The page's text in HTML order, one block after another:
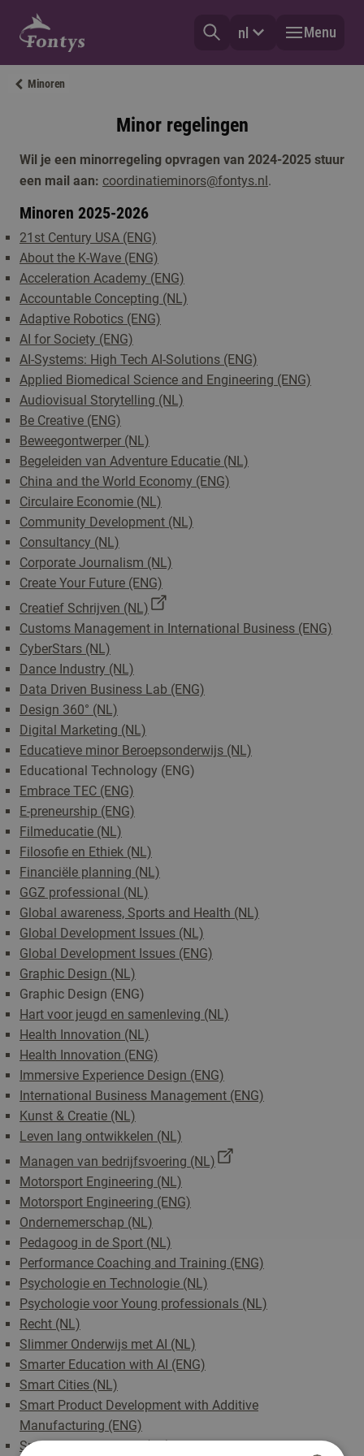
nl Menu
Minoren
Minor regelingen
Wil je een minorregeling opvragen van 2024-2025 stuur
een mail aan: coordinatieminors@fontys.nl.
Minoren 2025-2026
21st Century USA (ENG)
About the K-Wave (ENG)
Acceleration Academy (ENG)
Accountable Concepting (NL)
Adaptive Robotics (ENG)
AI for Society (ENG)
AI-Systems: High Tech AI-Solutions (ENG)
Applied Biomedical Science and Engineering (ENG)
Audiovisual Storytelling (NL)
Be Creative (ENG)
Beweegontwerper (NL)
Begeleiden van Adventure Educatie (NL)
China and the World Economy (ENG)
Circulaire Economie (NL)
Community Development (NL)
Consultancy (NL)
Corporate Journalism (NL)
Create Your Future (ENG)
Creatief Schrijven (NL)
Customs Management in International Business (ENG)
CyberStars (NL)
Dance Industry (NL)
Data Driven Business Lab (ENG)
Design 360° (NL)
Digital Marketing (NL)
Educatieve minor Beroepsonderwijs (NL)
Educational Technology (ENG)
Embrace TEC (ENG)
E-preneurship (ENG)
Filmeducatie (NL)
Filosofie en Ethiek (NL)
Financiële planning (NL)
GGZ professional (NL)
Global awareness, Sports and Health (NL)
Global Development Issues (NL)
Global Development Issues (ENG)
Graphic Design (NL)
Graphic Design (ENG)
Hart voor jeugd en samenleving (NL)
Health Innovation (NL)
Health Innovation (ENG)
Immersive Experience Design (ENG)
International Business Management (ENG)
Kunst & Creatie (NL)
Leven lang ontwikkelen (NL)
Managen van bedrijfsvoering (NL)
Motorsport Engineering (NL)
Motorsport Engineering (ENG)
Ondernemerschap (NL)
Pedagoog in de Sport (NL)
Performance Coaching and Training (ENG)
Psychologie en Technologie (NL)
Psychologie voor Young professionals (NL)
Recht (NL)
Slimmer Onderwijs met AI (NL)
Smarter Education with AI (ENG)
Smart Cities (NL)
Smart Product Development with Additive
Manufacturing (ENG)
Speciale doelgroepen (NL)